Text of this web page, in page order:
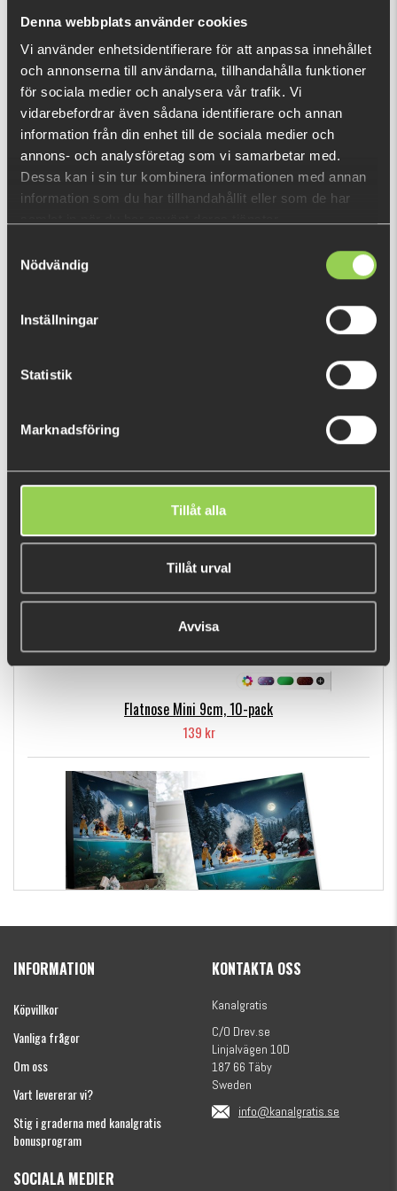
Denna webbplats använder cookies
Vi använder enhetsidentifierare för att anpassa innehållet
och annonserna till användarna, tillhandahålla funktioner
för sociala medier och analysera vår trafik. Vi
vidarebefordrar även sådana identifierare och annan
information från din enhet till de sociala medier och
annons- och analysföretag som vi samarbetar med.
Dessa kan i sin tur kombinera informationen med annan
information som du har tillhandahållit eller som de har
Nödvändig
Inställningar
Statistik
Marknadsföring
Tillåt alla
Tillåt urval
Avvisa
Vad är detta?
DU TITTADE NYLIGEN PÅ
Fåtal kvar
POPULÄRA PRODUKTER
Flatnose Mini 9cm, 10-pack
139 kr
(julkalender)
INFORMATION
Köpvillkor
Vanliga frågor
Om oss
Vart levererar vi?
Stig i graderna med kanalgratis
bonusprogram
KONTAKTA OSS
Kanalgratis
C/O Drev.se
Linjalvägen 10D
187 66 Täby
Sweden
info@kanalgratis.se
SOCIALA MEDIER